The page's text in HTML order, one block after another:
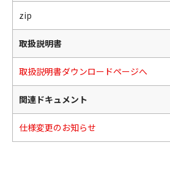
zip
取扱説明書
取扱説明書ダウンロードページへ
関連ドキュメント
仕様変更のお知らせ